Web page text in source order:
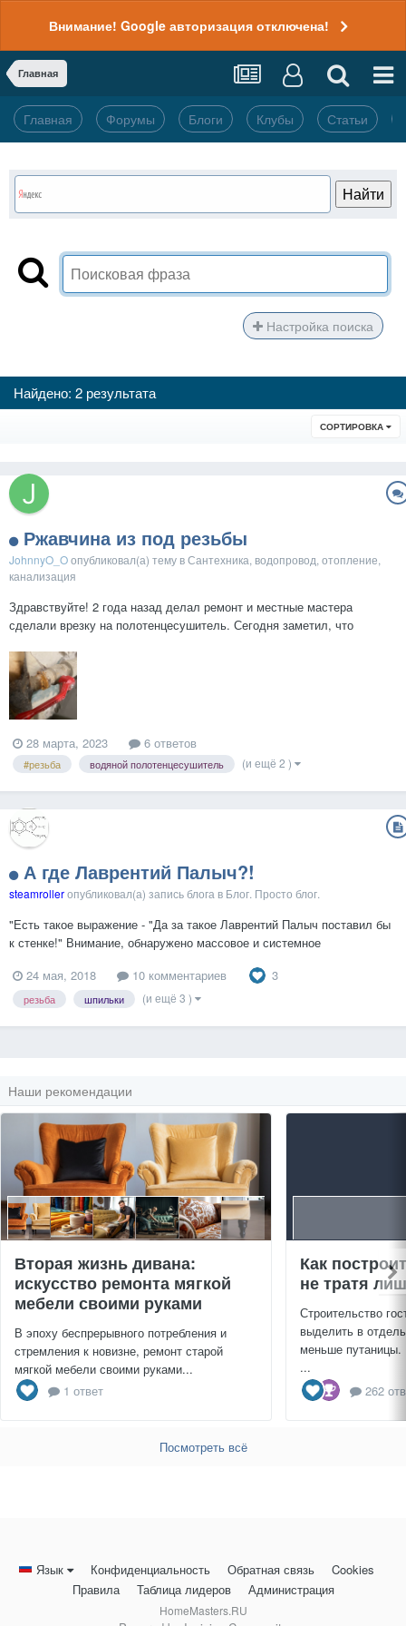
Внимание! Google авторизация отключена!
Главная
Главная Форумы Блоги Клубы Статьи
Настройка поиска
Найдено: 2 результата
СОРТИРОВКА
Ржавчина из под резьбы
JohnnyO_Oопубликовал(а) тему вСантехника, водопровод, отопление,
канализация
Здравствуйте! 2 года назад делал ремонт и местные мастера
сделали врезку на полотенцесушитель. Сегодня заметил, что
как быть? Зачистить и покрасить?...
28 марта, 2023 6 ответов
#резьба водяной полотенцесушитель (и ещё 2 )
А где Лаврентий Палыч?!
steamrollerопубликовал(а) запись блога в Блог. Просто блог.
"Есть такое выражение - "Да за такое Лаврентий Палыч поставил бы
к стенке!" Внимание, обнаружено массовое и системное
населения России знает что такое резьба. 99% знает что такое
метрическая резьба и чуть меньшее количество точно...
24 мая, 2018 10 комментариев 3
резьба шпильки (и ещё 3 )
Наши рекомендации
Вторая жизнь дивана:
искусство ремонта мягкой
мебели своими руками
В эпоху беспрерывного потребления и
стремления к новизне, ремонт старой
мягкой мебели своими руками...
1 ответ
Как
не тратя
Строительство
выделить в
меньше путаницы.
...
262
Посмотреть всё
Язык Конфиденциальность Обратная связь
Cookies
Правила
Таблица лидеров Администрация
HomeMasters.RU